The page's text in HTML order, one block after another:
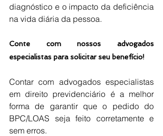
diagnóstico e o impacto da deficiência
na vida diária da pessoa.
Conte com nossos advogados
especialistas para solicitar seu benefício!
Contar com advogados especialistas
em direito previdenciário é a melhor
forma de garantir que o pedido do
BPC/LOAS seja feito corretamente e
sem erros.